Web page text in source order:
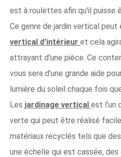
est à roulettes afin qu'il puisse
Ce genre de jardin vertical peut
vertical d'intérieur et cela
attrayant d'une pièce. Ce
vous sera d'une grande aide
lumière du soleil chaque fois
Les jardinage vertical est l'un
verte qui peut être réalisé
matériaux recyclés tels que
une échelle qui est cassée, des